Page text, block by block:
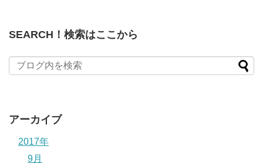
SEARCH！検索はここから
アーカイブ
2017年
9月